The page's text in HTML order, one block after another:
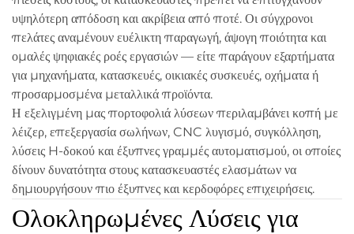
υψηλότερη απόδοση και ακρίβεια από ποτέ. Οι σύγχρονοι
πελάτες αναμένουν ευέλικτη παραγωγή, άψογη ποιότητα και
ομαλές ψηφιακές ροές εργασιών — είτε παράγουν εξαρτήματα
για μηχανήματα, κατασκευές, οικιακές συσκευές, οχήματα ή
προσαρμοσμένα μεταλλικά προϊόντα.
Η εξελιγμένη μας πορτοφολιά λύσεων περιλαμβάνει κοπή με
λέιζερ, επεξεργασία σωλήνων, CNC λυγισμό, συγκόλληση,
λύσεις H-δοκού και έξυπνες γραμμές αυτοματισμού, οι οποίες
δίνουν δυνατότητα στους κατασκευαστές ελασμάτων να
δημιουργήσουν πιο έξυπνες και κερδοφόρες επιχειρήσεις.
Ολοκληρωμένες Λύσεις για